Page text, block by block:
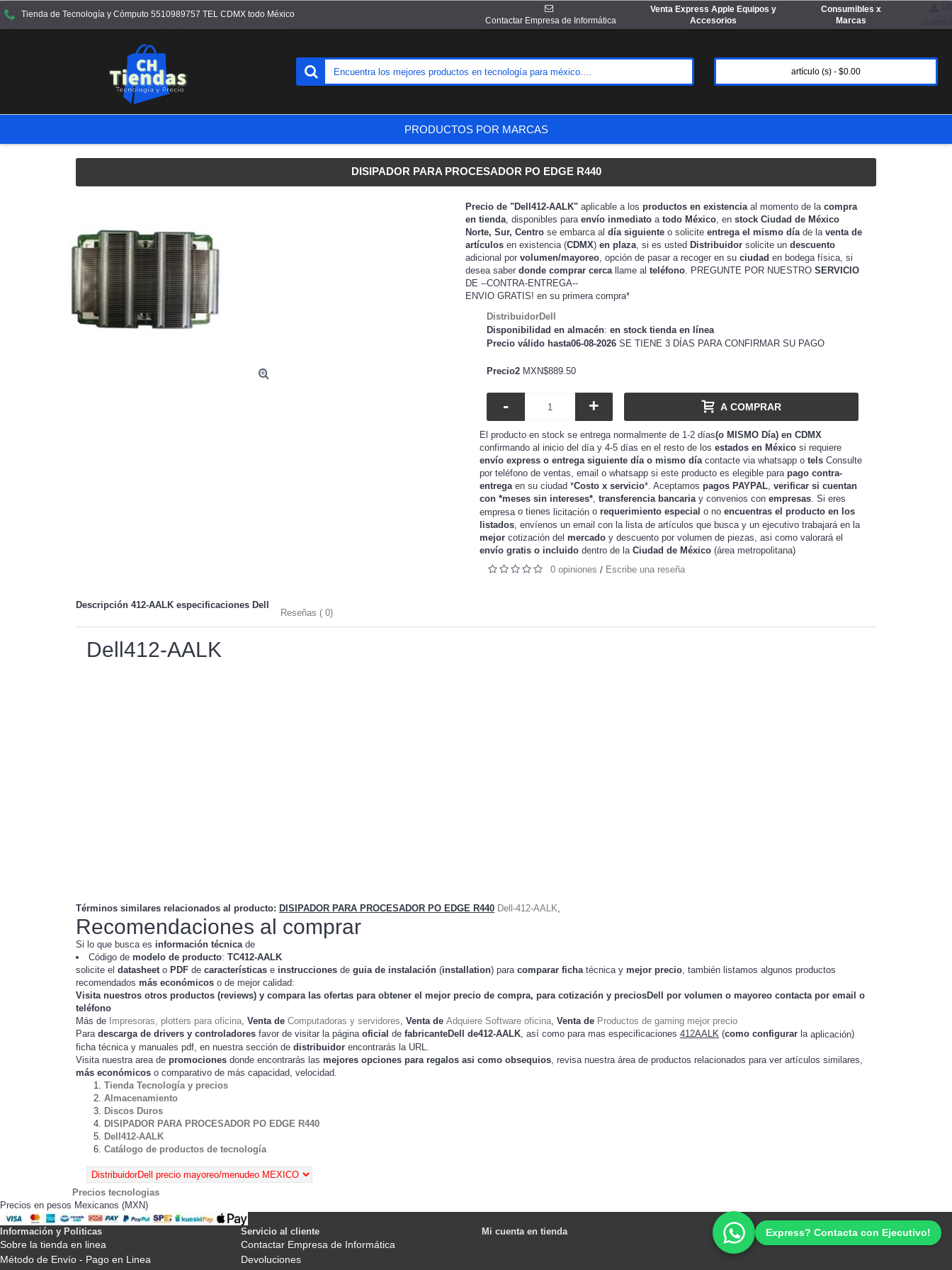
Tienda de Tecnología y Cómputo 5510989757 TEL CDMX todo México
Contactar Empresa de Informática
Venta Express Apple Equipos y
Accesorios
Consumibles x
Marcas
artículo (s) - $0.00
PRODUCTOS POR MARCAS
DISIPADOR PARA PROCESADOR PO EDGE R440
Precio de "Dell412-AALK" aplicable a los productos en existenciaal momento de la compra
en tienda, disponibles para envío inmediato a todo México, en stock Ciudad de México
Norte, Sur, Centro se embarca al día siguiente o solicite entrega el mismo díade la venta de
artículos en existencia (CDMX) en plaza, si es usted Distribuidor solicite un descuento
adicional por volumen/mayoreo, opción de pasar a recoger en su ciudad en bodega física, si
desea saber donde comprar cercallame al teléfono. PREGUNTE POR NUESTRO SERVICIO
DE --CONTRA-ENTREGA--
ENVIO GRATIS! en su primera compra*
DistribuidorDell
Disponibilidad en almacén: en stock tienda en línea
Precio válido hasta06-08-2026 SE TIENE 3 DÍAS PARA CONFIRMAR SU PAGO
Precio2 MXN$889.50
- + A COMPRAR
El producto en stock se entrega normalmente de 1-2 días(o MISMO Día) en CDMX
confirmando al inicio del día y 4-5 días en el resto de los estados en México si requiere
envío express o entrega siguiente día o mismo díacontacte via whatsapp o tels Consulte
por teléfono de ventas, email o whatsapp si este producto es elegible para pago contra-
entregaen su ciudad *Costo x servicio*. Aceptamos pagos PAYPAL, verificar si cuentan
con *meses sin intereses*, transferencia bancariay convenios con empresas. Si eres
empresa o tienes licitación o requerimiento especial o no encuentras el producto en los
listados , envíenos un email con la lista de artículos que busca y un ejecutivo trabajará en la
mejor cotización del mercado y descuento por volumen de piezas, asi como valorará el
envío gratis o incluido dentro de la Ciudad de México (área metropolitana)
0 opiniones / Escribe una reseña
Descripción 412-AALK especificaciones Dell
Reseñas ( 0)
Dell412-AALK
Términos similares relacionados al producto: DISIPADOR PARA PROCESADOR PO EDGE R440 Dell-412-AALK,
Recomendaciones al comprar
Si lo que busca es información técnicade
Código de modelo de producto: TC412-AALK
solicite el datasheeto PDF de características e instrucciones de guia de instalación (installation) para comparar fichatécnica y mejor precio, también listamos algunos productos
recomendados más económicos o de mejor calidad:
Visita nuestros otros productos (reviews) y compara las ofertas para obtener el mejor precio de compra, para cotización y preciosDell por volumen o mayoreo contacta por email o
teléfono
Más de Impresoras, plotters para oficina, Venta de Computadoras y servidores, Venta de Adquiere Software oficina, Venta de Productos de gaming mejor precio
Para descarga de drivers y controladores favor de visitar la página oficial de fabricanteDell de412-AALK, así como para mas especificaciones 412AALK (como configurar la aplicación)
ficha técnica y manuales pdf, en nuestra sección de distribuidor encontrarás la URL.
Visita nuestra area de promociones donde encontrarás las mejores opciones para regalos asi como obsequios , revisa nuestra área de productos relacionados para ver artículos similares
más económicos o comparativo de más capacidad, velocidad.
Tienda Tecnología y precios
Almacenamiento
Discos Duros
DISIPADOR PARA PROCESADOR PO EDGE R440
Dell412-AALK
Catálogo de productos de tecnología
Precios tecnologias
Precios en pesos Mexicanos (MXN)
Información y Politicas
Sobre la tienda en linea
Método de Envío - Pago en Linea
Servicio al cliente
Contactar Empresa de Informática
Devoluciones
Mi cuenta en tienda Ofertas Promociones de Tecnología
Express? Contacta con Ejecutivo!